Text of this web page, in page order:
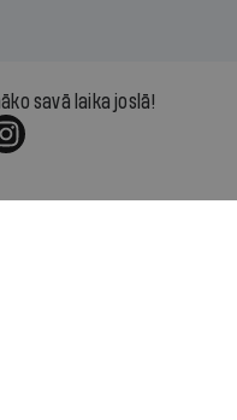
savā laika joslā!